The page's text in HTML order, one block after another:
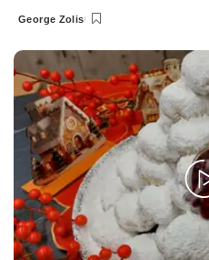
Posted
George Zolis